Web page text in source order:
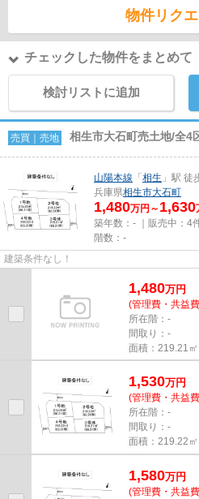
物件リク
チェックした物件をまとめて
検討リストに追加
売買｜売地 相生市大石町売土地/全4
山陽本線 「 相生 」駅 徒
兵庫県相生市大石町
1,480万円～ 1,630
築年数：- ｜販売中： 4
階数：-
建築条件なし！
1,480万円
(管理費・共益
所在階：-
間取り：-
面積：219.21㎡
1,530万円
(管理費・共益
所在階：-
間取り：-
面積：219.22㎡
1,580万円
(管理費・共益